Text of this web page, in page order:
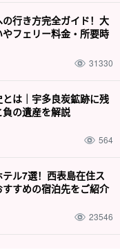
舟和皮纳萨拉瀑布徒步旅行
为想在空闲时间享受乐趣
）
11,000 日元
行き方完全ガイド！大
フェリー料金・所要時
31330
は｜宇多良炭鉱跡に残
の遺産を解説
564
ル7選！西表島在住ス
すめの宿泊先をご紹介
23546